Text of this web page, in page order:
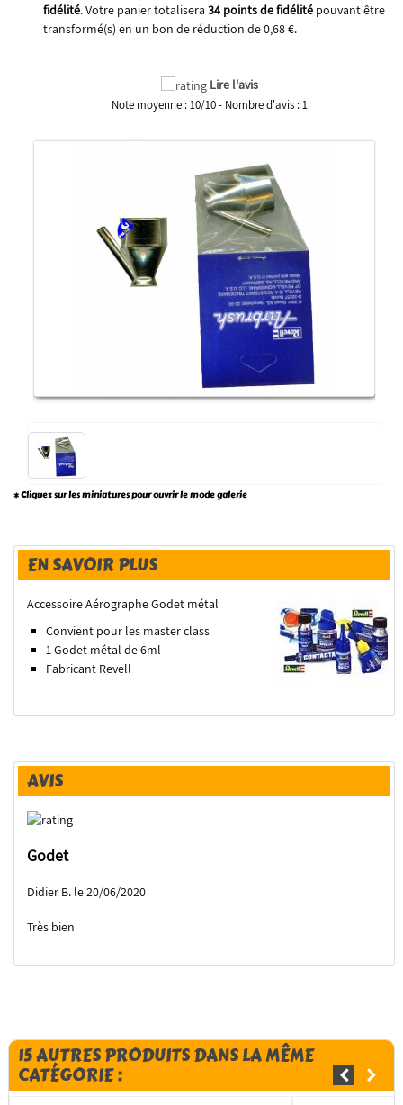
fidélité. Votre panier totalisera 34points de fidélitépouvant être
transformé(s) en un bon de réduction de0,68 €.
Lire l'avis
Note moyenne :10/10- Nombre d'avis :1
* Cliquez sur les miniatures pour ouvrir le mode galerie
EN SAVOIR PLUS
Accessoire Aérographe Godet métal
Convient pour les master class
1 Godet métal de 6ml
Fabricant Revell
AVIS
Godet
Didier B. le 20/06/2020
Très bien
15 AUTRES PRODUITS DANS LA MÊME
CATÉGORIE :